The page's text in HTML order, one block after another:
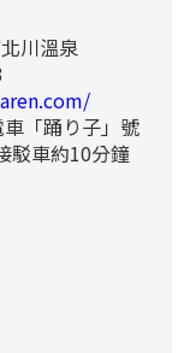
川溫泉
「踊り子」號
駁車約10分鐘